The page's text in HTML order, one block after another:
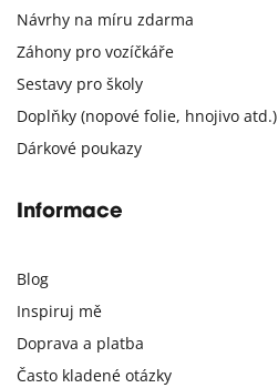
Návrhy na míru zdarma
Záhony pro vozíčkáře
Sestavy pro školy
Doplňky (nopové folie, hnojivo atd.)
Dárkové poukazy
Informace
Blog
Inspiruj mě
Doprava a platba
Často kladené otázky